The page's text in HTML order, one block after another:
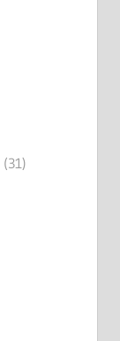
(31)